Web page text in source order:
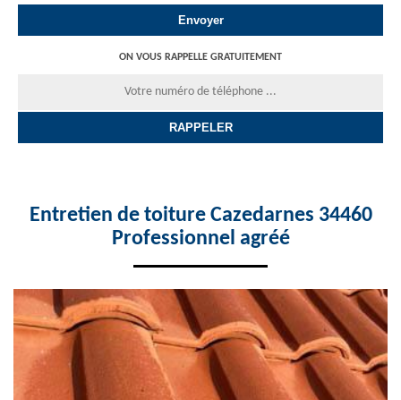
ON VOUS RAPPELLE GRATUITEMENT
Entretien de toiture Cazedarnes 34460
Professionnel agréé